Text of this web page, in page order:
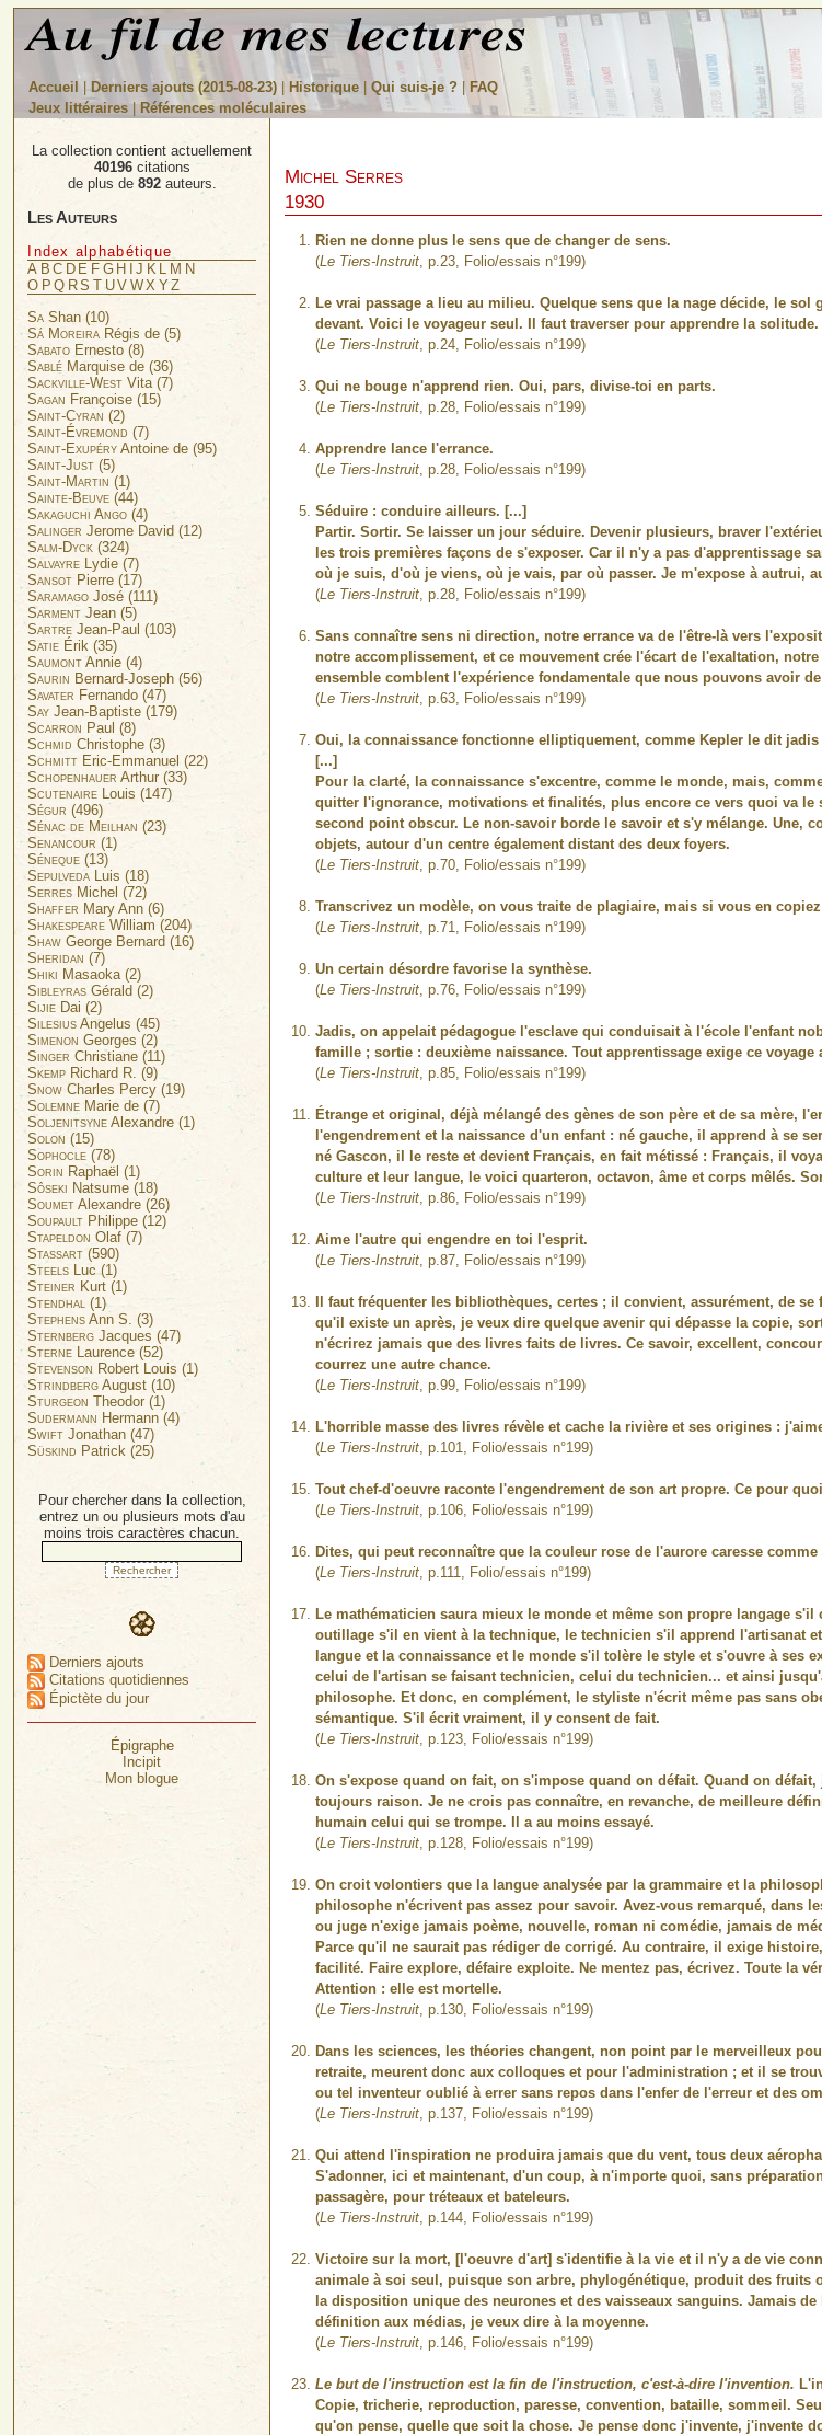
Accueil | Derniers ajouts (2015-08-23) | Historique| Qui suis-je ? | FAQ
Jeux littéraires| Références moléculaires
Michel Serres
1930
Rien ne donne plus le sens que de changer de sens.
(Le Tiers-Instruit, p.23, Folio/essais n°199)
Le vrai passage a lieu au milieu. Quelque sens que la nage décide, le
devant. Voici le voyageur seul. Il faut traverser pour apprendre la
(Le Tiers-Instruit, p.24, Folio/essais n°199)
Qui ne bouge n'apprend rien. Oui, pars, divise-toi en parts.
(Le Tiers-Instruit, p.28, Folio/essais n°199)
Apprendre lance l'errance.
(Le Tiers-Instruit, p.28, Folio/essais n°199)
Séduire : conduire ailleurs. [...]
Partir. Sortir. Se laisser un jour séduire. Devenir plusieurs, braver
les trois premières façons de s'exposer. Car il n'y a pas d'apprentissage
où je suis, d'où je viens, où je vais, par où passer. Je m'expose à autrui,
(Le Tiers-Instruit, p.28, Folio/essais n°199)
Sans connaître sens ni direction, notre errance va de l'être-là vers
notre accomplissement, et ce mouvement crée l'écart de l'exaltation,
ensemble comblent l'expérience fondamentale que nous pouvons avoir
(Le Tiers-Instruit, p.63, Folio/essais n°199)
Oui, la connaissance fonctionne elliptiquement, comme Kepler le dit jadis
[...]
Pour la clarté, la connaissance s'excentre, comme le monde, mais,
quitter l'ignorance, motivations et finalités, plus encore ce vers quoi va
second point obscur. Le non-savoir borde le savoir et s'y mélange. Une,
objets, autour d'un centre également distant des deux foyers.
(Le Tiers-Instruit, p.70, Folio/essais n°199)
Transcrivez un modèle, on vous traite de plagiaire, mais si vous en
(Le Tiers-Instruit, p.71, Folio/essais n°199)
Un certain désordre favorise la synthèse.
(Le Tiers-Instruit, p.76, Folio/essais n°199)
Jadis, on appelait pédagogue l'esclave qui conduisait à l'école l'enfant
famille ; sortie : deuxième naissance. Tout apprentissage exige ce
(Le Tiers-Instruit, p.85, Folio/essais n°199)
Étrange et original, déjà mélangé des gènes de son père et de sa mère,
l'engendrement et la naissance d'un enfant : né gauche, il apprend à se
né Gascon, il le reste et devient Français, en fait métissé : Français, il
culture et leur langue, le voici quarteron, octavon, âme et corps mêlés.
(Le Tiers-Instruit, p.86, Folio/essais n°199)
Aime l'autre qui engendre en toi l'esprit.
(Le Tiers-Instruit, p.87, Folio/essais n°199)
Il faut fréquenter les bibliothèques, certes ; il convient, assurément, de
qu'il existe un après, je veux dire quelque avenir qui dépasse la copie,
n'écrirez jamais que des livres faits de livres. Ce savoir, excellent,
courrez une autre chance.
(Le Tiers-Instruit, p.99, Folio/essais n°199)
L'horrible masse des livres révèle et cache la rivière et ses origines :
(Le Tiers-Instruit, p.101, Folio/essais n°199)
Tout chef-d'oeuvre raconte l'engendrement de son art propre. Ce pour
(Le Tiers-Instruit, p.106, Folio/essais n°199)
Dites, qui peut reconnaître que la couleur rose de l'aurore caresse
(Le Tiers-Instruit, p.111, Folio/essais n°199)
Le mathématicien saura mieux le monde et même son propre langage
outillage s'il en vient à la technique, le technicien s'il apprend l'artisanat
langue et la connaissance et le monde s'il tolère le style et s'ouvre à ses
celui de l'artisan se faisant technicien, celui du technicien... et ainsi
philosophe. Et donc, en complément, le styliste n'écrit même pas sans
sémantique. S'il écrit vraiment, il y consent de fait.
(Le Tiers-Instruit, p.123, Folio/essais n°199)
On s'expose quand on fait, on s'impose quand on défait. Quand on
toujours raison. Je ne crois pas connaître, en revanche, de meilleure
humain celui qui se trompe. Il a au moins essayé.
(Le Tiers-Instruit, p.128, Folio/essais n°199)
On croit volontiers que la langue analysée par la grammaire et la
philosophe n'écrivent pas assez pour savoir. Avez-vous remarqué, dans
ou juge n'exige jamais poème, nouvelle, roman ni comédie, jamais de
Parce qu'il ne saurait pas rédiger de corrigé. Au contraire, il exige
facilité. Faire explore, défaire exploite. Ne mentez pas, écrivez. Toute la
Attention : elle est mortelle.
(Le Tiers-Instruit, p.130, Folio/essais n°199)
Dans les sciences, les théories changent, non point par le merveilleux
retraite, meurent donc aux colloques et pour l'administration ; et il se
ou tel inventeur oublié à errer sans repos dans l'enfer de l'erreur et des
(Le Tiers-Instruit, p.137, Folio/essais n°199)
Qui attend l'inspiration ne produira jamais que du vent, tous deux
S'adonner, ici et maintenant, d'un coup, à n'importe quoi, sans
passagère, pour tréteaux et bateleurs.
(Le Tiers-Instruit, p.144, Folio/essais n°199)
Victoire sur la mort, [l'oeuvre d'art] s'identifie à la vie et il n'y a de vie
animale à soi seul, puisque son arbre, phylogénétique, produit des
la disposition unique des neurones et des vaisseaux sanguins. Jamais
définition aux médias, je veux dire à la moyenne.
(Le Tiers-Instruit, p.146, Folio/essais n°199)
Le but de l'instruction est la fin de l'instruction, c'est-à-dire l'invention.
Copie, tricherie, reproduction, paresse, convention, bataille, sommeil.
qu'on pense, quelle que soit la chose. Je pense donc j'invente, j'invente
La collection contient actuellement
40196citations
de plus de 892auteurs.
Les Auteurs
Index alphabétique
A BC D E F G H IJ K L M N
O PQ RST UV WX YZ
Sa Shan (10)
Sá Moreira Régis de (5)
Sabato Ernesto (8)
Sablé Marquise de (36)
Sackville-West Vita (7)
Sagan Françoise (15)
Saint-Cyran (2)
Saint-Évremond (7)
Saint-Exupéry Antoine de (95)
Saint-Just (5)
Saint-Martin (1)
Sainte-Beuve (44)
Sakaguchi Ango (4)
Salinger Jerome David (12)
Salm-Dyck (324)
Salvayre Lydie (7)
Sansot Pierre (17)
Saramago José (111)
Sarment Jean (5)
Sartre Jean-Paul (103)
Satie Érik (35)
Saumont Annie (4)
Saurin Bernard-Joseph (56)
Savater Fernando (47)
Say Jean-Baptiste (179)
Scarron Paul (8)
Schmid Christophe (3)
Schmitt Eric-Emmanuel (22)
Schopenhauer Arthur (33)
Scutenaire Louis (147)
Ségur (496)
Sénac de Meilhan (23)
Senancour (1)
Séneque (13)
Sepulveda Luis (18)
Serres Michel (72)
Shaffer Mary Ann (6)
Shakespeare William (204)
Shaw George Bernard (16)
Sheridan (7)
Shiki Masaoka (2)
Sibleyras Gérald (2)
Sijie Dai (2)
Silesius Angelus (45)
Simenon Georges (2)
Singer Christiane (11)
Skemp Richard R. (9)
Snow Charles Percy (19)
Solemne Marie de (7)
Soljenitsyne Alexandre (1)
Solon (15)
Sophocle (78)
Sorin Raphaël (1)
Sôseki Natsume (18)
Soumet Alexandre (26)
Soupault Philippe (12)
Stapeldon Olaf (7)
Stassart (590)
Steels Luc (1)
Steiner Kurt (1)
Stendhal (1)
Stephens Ann S. (3)
Sternberg Jacques (47)
Sterne Laurence (52)
Stevenson Robert Louis (1)
Strindberg August (10)
Sturgeon Theodor (1)
Sudermann Hermann (4)
Swift Jonathan (47)
Süskind Patrick (25)
Pour chercher dans la collection,
entrez un ou plusieurs mots d'au
moins trois caractères chacun.
Derniers ajouts
Citations quotidiennes
Épictète du jour
Épigraphe
Incipit
Mon blogue